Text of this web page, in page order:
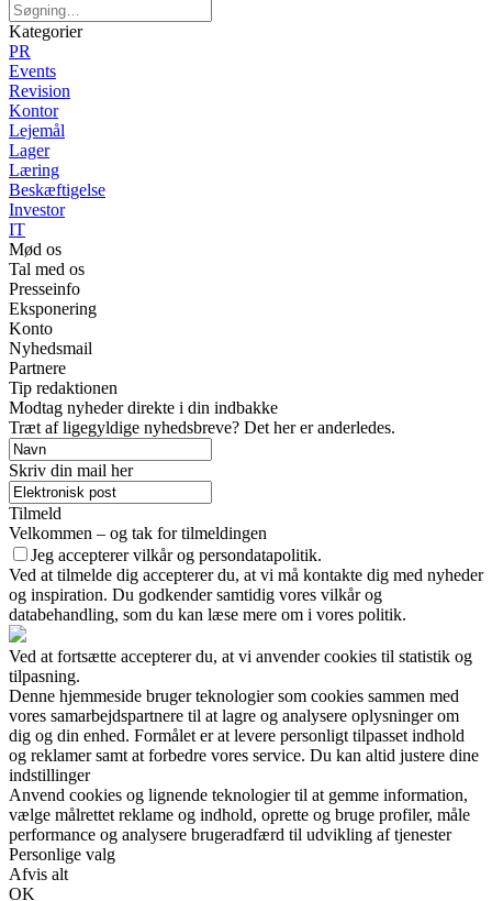
Kategorier
PR
Events
Revision
Kontor
Lejemål
Lager
Læring
Beskæftigelse
Investor
IT
Mød os
Tal med os
Presseinfo
Eksponering
Konto
Nyhedsmail
Partnere
Tip redaktionen
Modtag nyheder direkte i din indbakke
Træt af ligegyldige nyhedsbreve? Det her er anderledes.
Skriv din mail her
Tilmeld
Velkommen – og tak for tilmeldingen
Jeg accepterer vilkår og persondatapolitik.
Ved at tilmelde dig accepterer du, at vi må kontakte dig med nyheder
og inspiration. Du godkender samtidig vores vilkår og
databehandling, som du kan læse mere om i vores politik.
Ved at fortsætte accepterer du, at vi anvender cookies til statistik og
tilpasning.
Denne hjemmeside bruger teknologier som cookies sammen med
vores samarbejdspartnere til at lagre og analysere oplysninger om
dig og din enhed. Formålet er at levere personligt tilpasset indhold
og reklamer samt at forbedre vores service. Du kan altid justere dine
indstillinger
Anvend cookies og lignende teknologier til at gemme information,
vælge målrettet reklame og indhold, oprette og bruge profiler, måle
performance og analysere brugeradfærd til udvikling af tjenester
Personlige valg
Afvis alt
OK